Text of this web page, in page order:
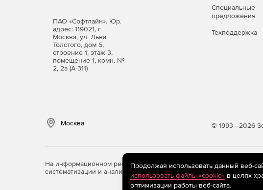
ПАО «Софтлайн». Юр.
адрес: 119021, г.
Москва, ул. Льва
Толстого, дом 5,
строение 1, этаж 3,
помещение 1, комн. №
2, 2а (А-311)
Специальные
предложения
Техподдержка
Москва © 1993—2026
На информационном ресурсе store.softline.ru применяются
систематизации и анализа сведений, относящихся к
Продолжая использовать данный веб-
использовать файлы «cookie»в целях
оптимизации работы веб-сайта.